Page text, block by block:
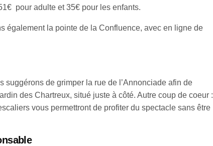
pour adulte et 35€ pour les enfants.
également la pointe de la Confluence, avec en ligne de
suggérons de grimper la rue de l’Annonciade afin de
des Chartreux, situé juste à côté. Autre coup de coeur :
vous permettront de profiter du spectacle sans être